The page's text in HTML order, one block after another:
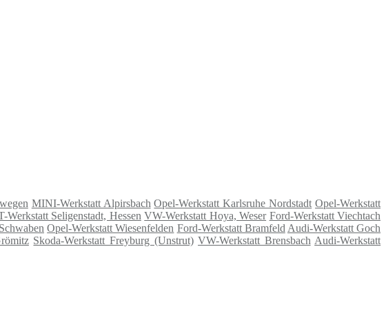
MINI-Werkstatt Alpirsbach Opel-Werkstatt Karlsruhe Nordstadt Opel-Werkstatt
Werkstatt Seligenstadt, Hessen VW-Werkstatt Hoya, Weser Ford-Werkstatt Viechtach
Opel-Werkstatt Wiesenfelden Ford-Werkstatt Bramfeld Audi-Werkstatt Goch
Skoda-Werkstatt Freyburg (Unstrut) VW-Werkstatt Brensbach Audi-Werkstatt